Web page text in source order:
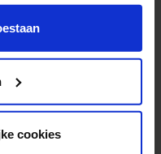
moment voor de
cookies